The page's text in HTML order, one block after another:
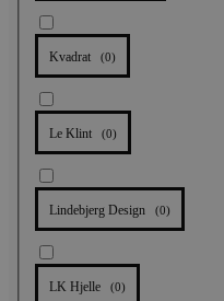
Kvadrat (0)
Le Klint (0)
Lindebjerg Design (0)
LK Hjelle (0)